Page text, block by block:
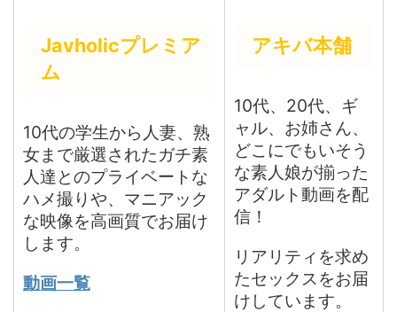
Javholicプレミア
ム
10代の学生から人妻、熟
女まで厳選されたガチ素
人達とのプライベートな
ハメ撮りや、マニアック
な映像を高画質でお届け
します。
動画一覧
アキバ本舗
10代、20代、ギ
ャル、お姉さん、
どこにでもいそう
な素人娘が揃った
アダルト動画を配
信！
リアリティを求め
たセックスをお届
けしています。